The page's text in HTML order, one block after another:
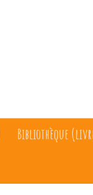
Bibliothèque